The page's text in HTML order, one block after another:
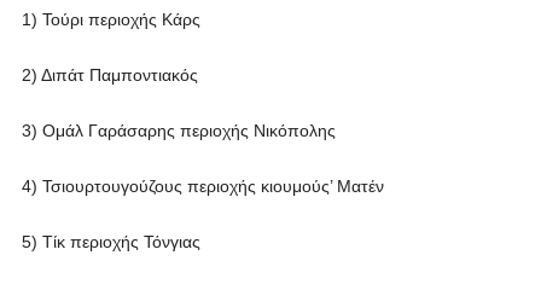
1) Τούρι περιοχής Κάρς
2) Διπάτ Παμποντιακός
3) Ομάλ Γαράσαρης περιοχής Νικόπολης
4) Τσιουρτουγούζους περιοχής κιουμούς’ Ματέν
5) Τίκ περιοχής Τόνγιας